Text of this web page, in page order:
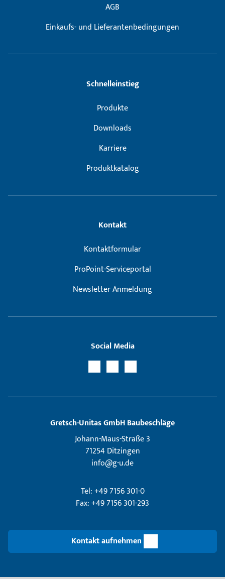
AGB
Einkaufs- und Lieferantenbedingungen
Schnelleinstieg
Produkte
Downloads
Karriere
Produktkatalog
Kontakt
Kontaktformular
ProPoint-Serviceportal
Newsletter Anmeldung
Social Media
Gretsch­-Unitas GmbH Baubeschläge
Johann-Maus-Straße 3
71254 Ditzingen
info@g-u.de
Tel: +49 7156 301-0
Fax: +49 7156 301-293
Kontakt aufnehmen